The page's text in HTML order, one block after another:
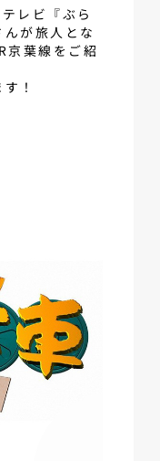
レビ『ぶら
が旅人とな
京葉線をご紹
！